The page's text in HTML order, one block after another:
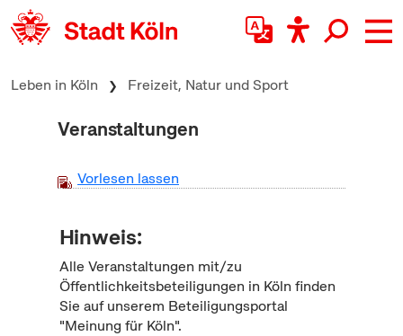
zum Inhalt springen
Leben in Köln Freizeit, Natur und Sport
Veranstaltungen
Vorlesen lassen
Hinweis:
Alle Veranstaltungen mit/zu
Öffentlichkeitsbeteiligungen in Köln finden
Sie auf unserem Beteiligungsportal
"Meinung für Köln".